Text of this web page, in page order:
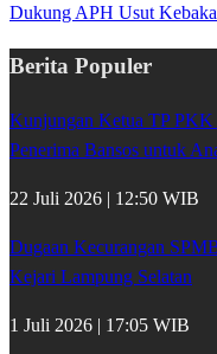
Dukung APH Usut
Berita Populer
Kunjungan Ketua TP PKK
Penerima Bansos untuk
22 Juli 2026 | 12:50 WIB
Dugaan Kecurangan
Kejari Lampung Selatan
1 Juli 2026 | 17:05 WIB